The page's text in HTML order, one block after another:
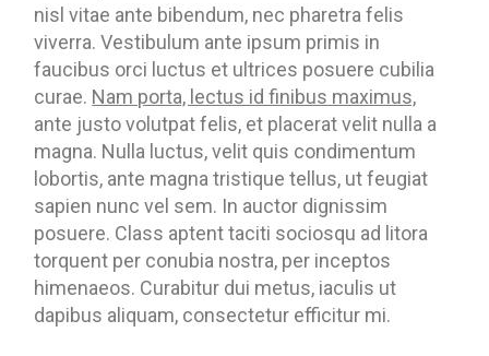
nisl vitae ante bibendum, nec pharetra felis
viverra. Vestibulum ante ipsum primis in
faucibus orci luctus et ultrices posuere cubilia
curae. Nam porta, lectus id finibus maximus,
ante justo volutpat felis, et placerat velit nulla a
magna. Nulla luctus, velit quis condimentum
lobortis, ante magna tristique tellus, ut feugiat
sapien nunc vel sem. In auctor dignissim
posuere. Class aptent taciti sociosqu ad litora
torquent per conubia nostra, per inceptos
himenaeos. Curabitur dui metus, iaculis ut
dapibus aliquam, consectetur efficitur mi.